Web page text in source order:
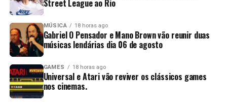
Street League ao Rio
MÚSICA 18 horas ago
Gabriel O Pensador e Mano Brown vão reunir duas
músicas lendárias dia 06 de agosto
GAMES 18 horas ago
Universal e Atari vão reviver os clássicos games
nos cinemas.